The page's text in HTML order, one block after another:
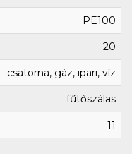
PE100
20
csatorna, gáz, ipari, víz
fűtőszálas
11